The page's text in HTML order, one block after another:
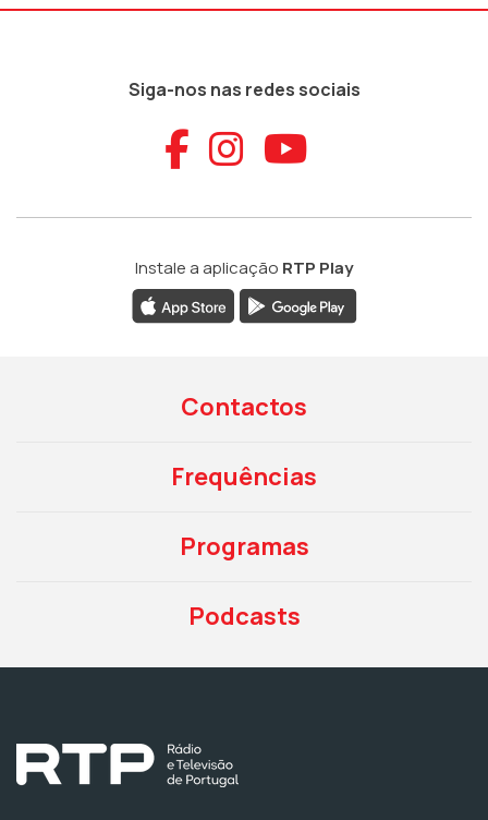
Siga-nos nas redes sociais
Aceder ao
Aceder ao
Aceder
Instale a aplicação RTP Play
Contactos
Frequências
Programas
Podcasts